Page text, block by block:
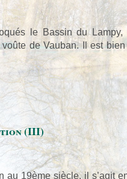
le Bassin du
de Vauban. Il est
(III)
19ème siècle, il s’agit